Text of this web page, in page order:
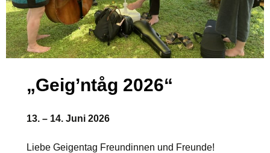
„Geig’ntåg 2026“
13. – 14. Juni 2026
Liebe Geigentag Freundinnen und Freunde!